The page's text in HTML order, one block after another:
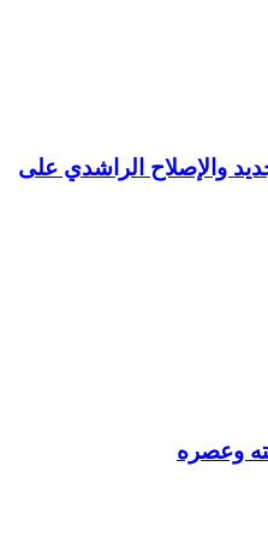
والإصلاح الراشدي على
وعصره